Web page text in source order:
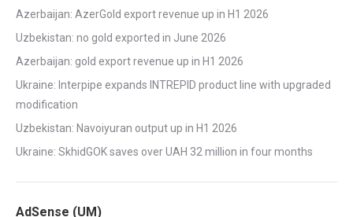
Azerbaijan: AzerGold export revenue up in H1 2026
Uzbekistan: no gold exported in June 2026
Azerbaijan: gold export revenue up in H1 2026
Ukraine: Interpipe expands INTREPID product line with upgraded
modification
Uzbekistan: Navoiyuran output up in H1 2026
Ukraine: SkhidGOK saves over UAH 32 million in four months
AdSense (UM)